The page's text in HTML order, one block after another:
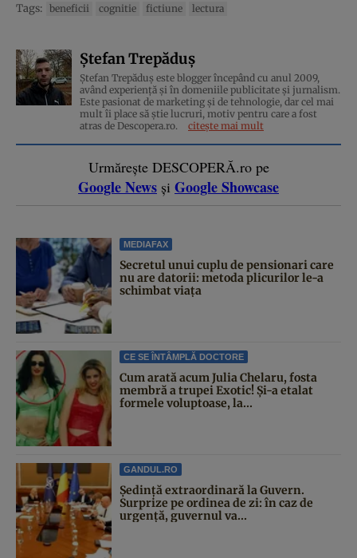
Tags: beneficii cognitie fictiune lectura
Ștefan Trepăduș
Ștefan Trepăduș este blogger începând cu anul 2009,
având experiență și în domeniile publicitate și jurnalism.
Este pasionat de marketing și de tehnologie, dar cel mai
mult îi place să știe lucruri, motiv pentru care a fost
atras de Descopera.ro.
citește mai mult
Urmărește DESCOPERĂ.ro pe
Google News și Google Showcase
MEDIAFAX
Secretul unui cuplu de pensionari care
nu are datorii: metoda plicurilor le-a
schimbat viața
CE SE ÎNTÂMPLĂ DOCTORE
Cum arată acum Julia Chelaru, fosta
membră a trupei Exotic! Și-a etalat
formele voluptoase, la...
GANDUL.RO
Şedinţă extraordinară la Guvern.
Surprize pe ordinea de zi: în caz de
urgență, guvernul va...